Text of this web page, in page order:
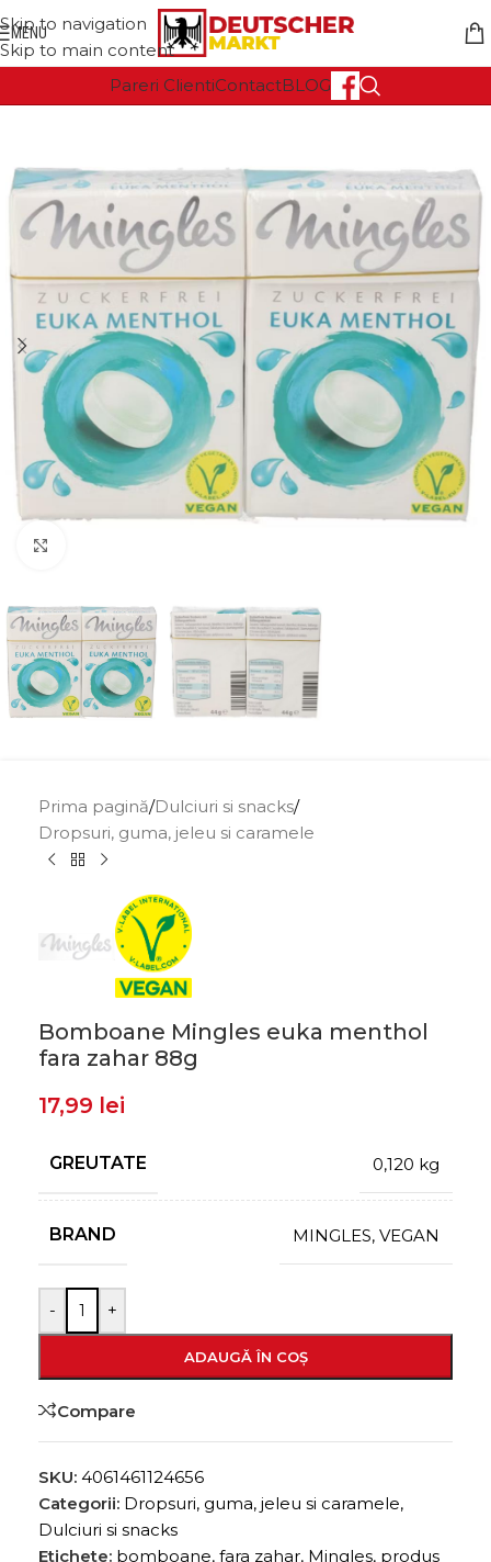
Skip to navigation
Skip to main content
MENU
Pareri ClientiContactBLOG
Prima pagină/Dulciuri si snacks/
Dropsuri, guma, jeleu si caramele
Bomboane Mingles euka menthol
fara zahar 88g
17,99 lei
GREUTATE 0,120 kg
BRAND MINGLES, VEGAN
- +
ADAUGĂ ÎN COȘ
Compare
SKU: 4061461124656
Categorii: Dropsuri, guma, jeleu si caramele,
Dulciuri si snacks
Etichete: bomboane, fara zahar, Mingles, produs